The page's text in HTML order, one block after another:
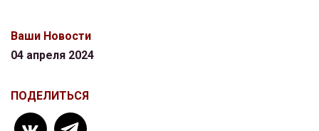
Ваши Новости
04 апреля 2024
ПОДЕЛИТЬСЯ